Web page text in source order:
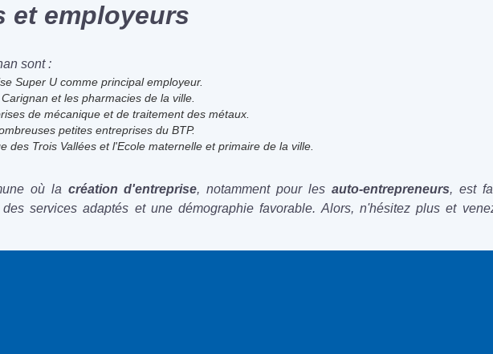
et employeurs
sont :
Super U comme principal employeur.
et les pharmacies de la ville.
de mécanique et de traitement des métaux.
petites entreprises du BTP.
des Trois Vallées et l'Ecole maternelle et primaire de la ville.
où la création d'entreprise, notamment pour lesauto-entrepreneurs, est
services adaptés et une démographie favorable. Alors, n'hésitez plus et